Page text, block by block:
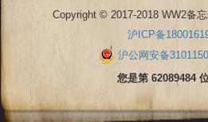
Copyright © 2017-2018 WW2备
沪ICP备
沪公网安备
您是第 62089484